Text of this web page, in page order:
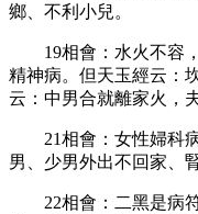
鄉、不利小兒。
19相會：水火不容
精神病。但天玉經云：
云：中男合就離家火，
21相會：女性婦科
男、少男外出不回家、
22相會：二黑是病